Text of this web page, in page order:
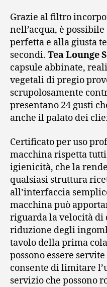
Grazie al filtro
nell’acqua, è
perfetta e alla giusta
secondi. Tea Lounge
capsule abbinate,
vegetali di pregio
scrupolosamente
presentano 24 gusti
anche il palato dei
Certificato per uso
macchina rispetta
igienicità, che la
qualsiasi struttura
all’interfaccia
macchina può
riguarda la velocità di
riduzione degli
tavolo della prima
possono essere
consente di limitare
servizio che possono